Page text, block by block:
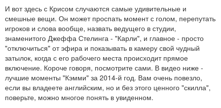
И вот здесь с Крисом случаются самые удивительные и
смешные вещи. Он может проспать момент с голом, перепутать
игроков и слова вообще, назвать ведущего в студии,
знаменитого Джеффа Стелинга - "Карли", и главное - просто
"отключиться" от эфира и показывать в камеру свой чудный
затылок, когда с его рабочего места происходит прямое
включение. Короче говоря, посмотрите сами. В видео ниже -
лучшие моменты "Кэмми" за 2014-й год. Вам очень повезло,
если вы владеете английским, но и без этого ценного "скилла",
поверьте, можно многое понять в увиденном.